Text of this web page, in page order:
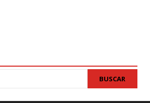
BUSCAR